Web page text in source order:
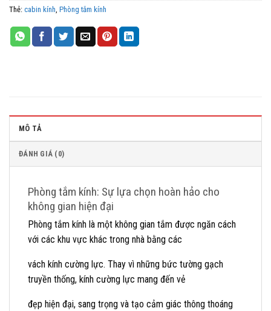
Thẻ: cabin kính, Phòng tắm kính
MÔ TẢ
ĐÁNH GIÁ (0)
Phòng tắm kính: Sự lựa chọn hoàn hảo cho
không gian hiện đại
Phòng tắm kính là một không gian tắm được ngăn cách
với các khu vực khác trong nhà bằng các
vách kính cường lực. Thay vì những bức tường gạch
truyền thống, kính cường lực mang đến vẻ
đẹp hiện đại, sang trọng và tạo cảm giác thông thoáng